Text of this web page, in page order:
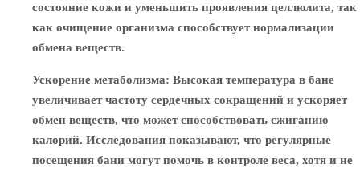
состояние кожи и уменьшить проявления целлюлита, так
как очищение организма способствует нормализации
обмена веществ.
Ускорение метаболизма: Высокая температура в бане
увеличивает частоту сердечных сокращений и ускоряет
обмен веществ, что может способствовать сжиганию
калорий. Исследования показывают, что регулярные
посещения бани могут помочь в контроле веса, хотя и не